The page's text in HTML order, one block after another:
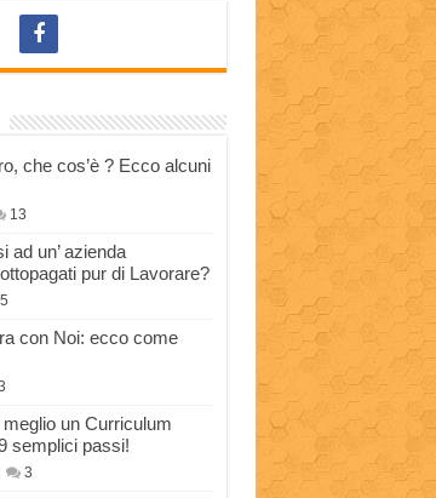
che cos’è ? Ecco alcuni
13
ad un’ azienda
pur di Lavorare?
5
con Noi: ecco come
un Curriculum
semplici passi!
3